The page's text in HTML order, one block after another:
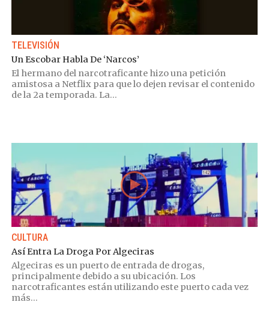
TELEVISIÓN
Un Escobar Habla De ‘Narcos’
El hermano del narcotraficante hizo una petición
amistosa a Netflix para que lo dejen revisar el contenido
de la 2a temporada. La...
CULTURA
Así Entra La Droga Por Algeciras
Algeciras es un puerto de entrada de drogas,
principalmente debido a su ubicación. Los
narcotraficantes están utilizando este puerto cada vez
más...